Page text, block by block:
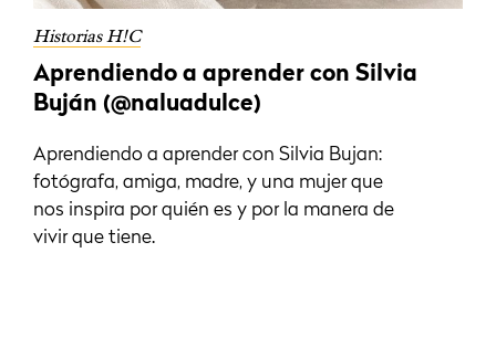
Historias H!C
Aprendiendo a aprender con Silvia
Buján (@naluadulce)
Aprendiendo a aprender con Silvia Bujan:
fotógrafa, amiga, madre, y una mujer que
nos inspira por quién es y por la manera de
vivir que tiene.